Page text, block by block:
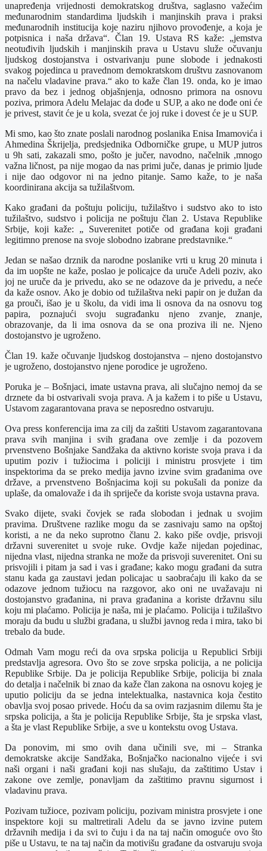
unapređenja vrijednosti demokratskog društva, saglasno važećim
međunarodnim standardima ljudskih i manjinskih prava i praksi
međunarodnih institucija koje naziru njihovo provođenje, a koja je
potpisnica i naša država“. Član 19. Ustava RS kaže: „jemstva
neotuđivih ljudskih i manjinskih prava u Ustavu služe očuvanju
ljudskog dostojanstva i ostvarivanju pune slobode i jednakosti
svakog pojedinca u pravednom demokratskom društvu zasnovanom
na načelu vladavine prava.“ ako to kaže član 19. onda, ko je imao
pravo da bez i jednog objašnjenja, odnosno primora na osnovu
poziva, primora Adelu Melajac da dođe u SUP, a ako ne dođe oni će
je privest, stavit će je u kola, svezat će joj ruke i dovest će je u SUP.
Mi smo, kao što znate poslali narodnog poslanika Enisa Imamovića i
Ahmedina Škrijelja, predsjednika Odborničke grupe, u MUP jutros
u 9h sati, zakazali smo, pošto je jučer, navodno, načelnik ,mnogo
važna ličnost, pa nije mogao da nas primi juče, danas je primio ljude
i nije dao odgovor ni na jedno pitanje. Samo kaže, to je naša
koordinirana akcija sa tužilaštvom.
Kako građani da poštuju policiju, tužilaštvo i sudstvo ako to isto
tužilaštvo, sudstvo i policija ne poštuju član 2. Ustava Republike
Srbije, koji kaže: „ Suverenitet potiče od građana koji građani
legitimno prenose na svoje slobodno izabrane predstavnike.“
Jedan se našao drznik da narodne poslanike vrti u krug 20 minuta i
da im uopšte ne kaže, poslao je policajce da uruče Adeli poziv, ako
joj ne uruče da je privedu, ako se ne odazove da je privedu, a neće
da kaže osnov. Ako je dobio od tužilaštva neki papir on je dužan da
ga prouči, išao je u školu, da vidi ima li osnova da na osnovu tog
papira, poznajući svoju sugrađanku njeno zvanje, znanje,
obrazovanje, da li ima osnova da se ona proziva ili ne. Njeno
dostojanstvo je ugroženo.
Član 19. kaže očuvanje ljudskog dostojanstva – njeno dostojanstvo
je ugroženo, dostojanstvo njene porodice je ugroženo.
Poruka je – Bošnjaci, imate ustavna prava, ali slučajno nemoj da se
drznete da bi ostvarivali svoja prava. A ja kažem i to piše u Ustavu,
Ustavom zagarantovana prava se neposredno ostvaruju.
Ova press konferencija ima za cilj da zaštiti Ustavom zagarantovana
prava svih manjina i svih građana ove zemlje i da pozovem
prvenstveno Bošnjake Sandžaka da aktivno koriste svoja prava i da
uputim poziv i tužiocima i policiji i ministru prosvjete i tim
inspektorima da se preko medija javno izvine svim građanima ove
države, a prvenstveno Bošnjacima koji su pokušali da ponize da
uplaše, da omalovaže i da ih spriječe da koriste svoja ustavna prava.
Svako dijete, svaki čovjek se rađa slobodan i jednak u svojim
pravima. Društvene razlike mogu da se zasnivaju samo na opštoj
koristi, a ne da neko suprotno članu 2. kako piše ovdje, prisvoji
državni suverenitet u svoje ruke. Ovdje kaže nijedan pojedinac,
nijedna vlast, nijedna stranka ne može da prisvoji suverenitet. Oni su
prisvojili i pitam ja sad i vas i građane; kako mogu građani da sutra
stanu kada ga zaustavi jedan policajac u saobraćaju ili kako da se
odazove jednom tužiocu na razgovor, ako oni ne uvažavaju ni
dostojanstvo građanina, ni prava građanina a koriste državnu silu
koju mi plaćamo. Policija je naša, mi je plaćamo. Policija i tužilaštvo
moraju da budu u službi građana, u službi javnog reda i mira, tako bi
trebalo da bude.
Odmah Vam mogu reći da ova srpska policija u Republici Srbiji
predstavlja agresora. Ovo što se zove srpska policija, a ne policija
Republike Srbije. Da je policija Republike Srbije, policija bi znala
do detalja i načelnik bi znao da kaže član zakona na osnovu kojeg je
uputio policiju da se jedna intelektualka, nastavnica koja čestito
obavlja svoj posao privede. Hoću da sa ovim razjasnim dilemu šta je
srpska policija, a šta je policija Republike Srbije, šta je srpska vlast,
a šta je vlast Republike Srbije, a sve u kontekstu ovog Ustava.
Da ponovim, mi smo ovih dana učinili sve, mi – Stranka
demokratske akcije Sandžaka, Bošnjačko nacionalno vijeće i svi
naši organi i naši građani koji nas slušaju, da zaštitimo Ustav i
zakone ove zemlje, ponavljam da zaštitimo pravnu sigurnost i
vladavinu prava.
Pozivam tužioce, pozivam policiju, pozivam ministra prosvjete i one
inspektore koji su maltretirali Adelu da se javno izvine putem
državnih medija i da svi to čuju i da na taj način omoguće ovo što
piše u Ustavu, te na taj način da motivišu građane da ostvaruju svoja